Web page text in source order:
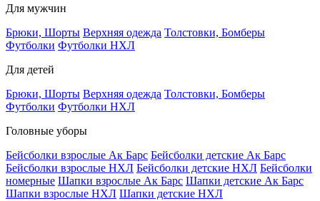
Для мужчин
Брюки, Шорты Верхняя одежда Толстовки, Бомберы
Футболки Футболки НХЛ
Для детей
Брюки, Шорты Верхняя одежда Толстовки, Бомберы
Футболки Футболки НХЛ
Головные уборы
Бейсболки взрослые Ак Барс Бейсболки детские Ак Барс
Бейсболки взрослые НХЛ Бейсболки детские НХЛ Бейсболки
номерные Шапки взрослые Ак Барс Шапки детские Ак Барс
Шапки взрослые НХЛ Шапки детские НХЛ